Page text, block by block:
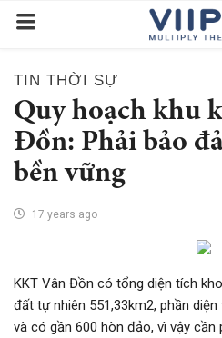
Trang chủ
Sàn Giao Dịch
Tin tức
Liên hệ
Tuyển dụng nhân sự
Quy Trình/Hướng Dẫn Đầu Tư
TIN THỜI SỰ
Quy hoạch khu
Đồn: Phải bảo
bền vững
17 years ago
KKT Vân Đồn có tổng diện tích
đất tự nhiên 551,33km2, phần
và có gần 600 hòn đảo, vì vậy cần